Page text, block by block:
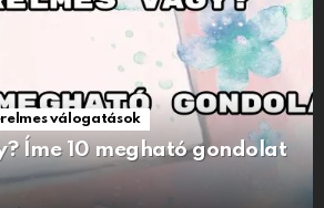
válogatások
Íme 10 megható gondolat